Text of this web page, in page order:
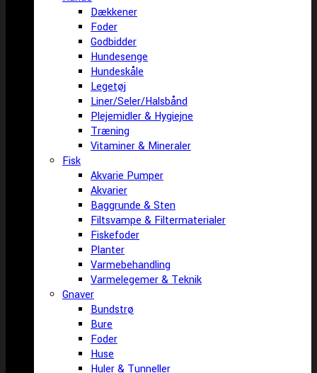
Dækkener
Foder
Godbidder
Hundesenge
Hundeskåle
Legetøj
Liner/Seler/Halsbånd
Plejemidler & Hygiejne
Træning
Vitaminer & Mineraler
Fisk
Akvarie Pumper
Akvarier
Baggrunde & Sten
Filtsvampe & Filtermaterialer
Fiskefoder
Planter
Varmebehandling
Varmelegemer & Teknik
Gnaver
Bundstrø
Bure
Foder
Huse
Huler & Tunneller